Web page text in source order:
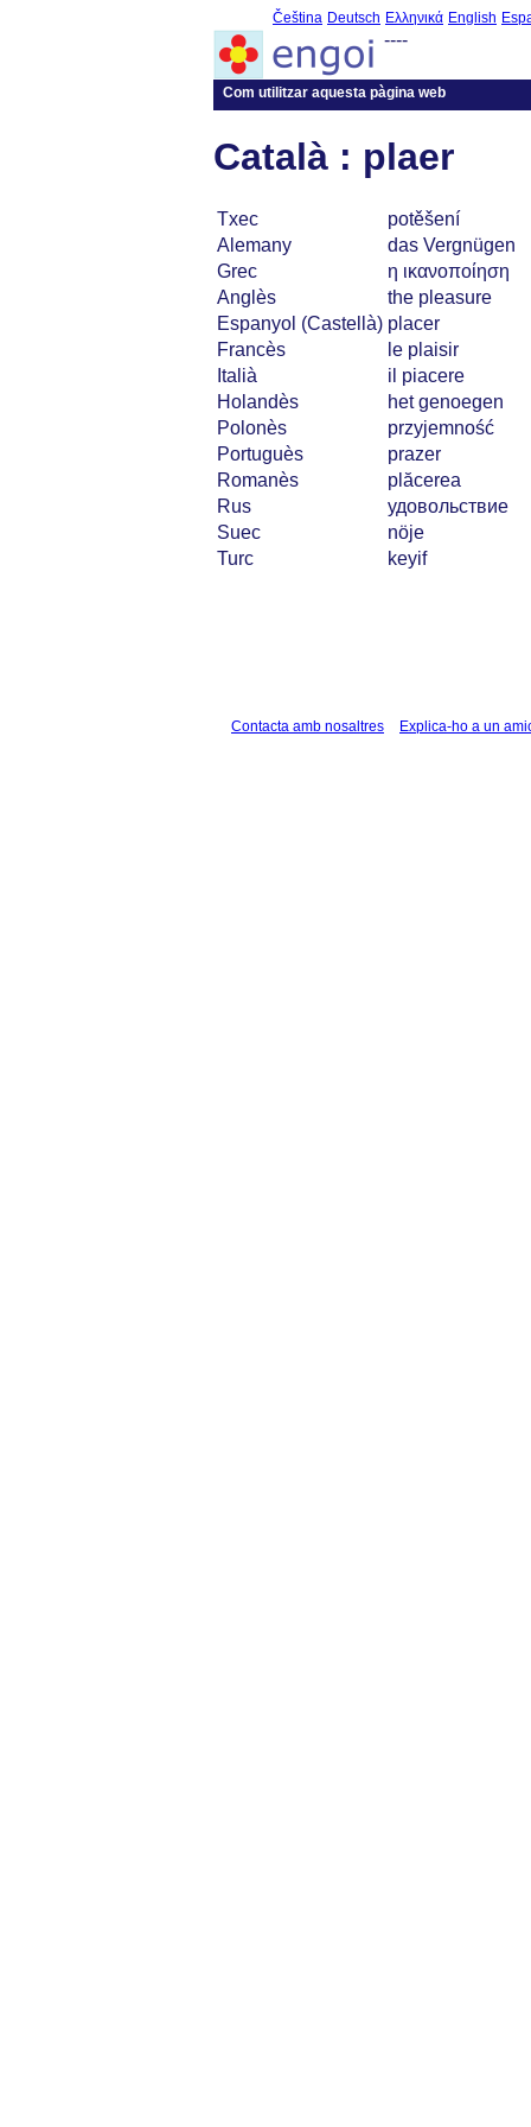
Čeština Deutsch Ελληνικά English
----
Com utilitzar aquesta pàgina web
Català : plaer
Txec
potěšení
Alemany
das Vergnügen
Grec
η ικανοποίηση
Anglès
the pleasure
Espanyol (Castellà) placer
Francès
le plaisir
Italià
il piacere
Holandès
het genoegen
Polonès
przyjemność
Portuguès
prazer
Romanès
plăcerea
Rus
удовольствие
Suec
nöje
Turc
keyif
Contacta amb nosaltres Explica-ho a un